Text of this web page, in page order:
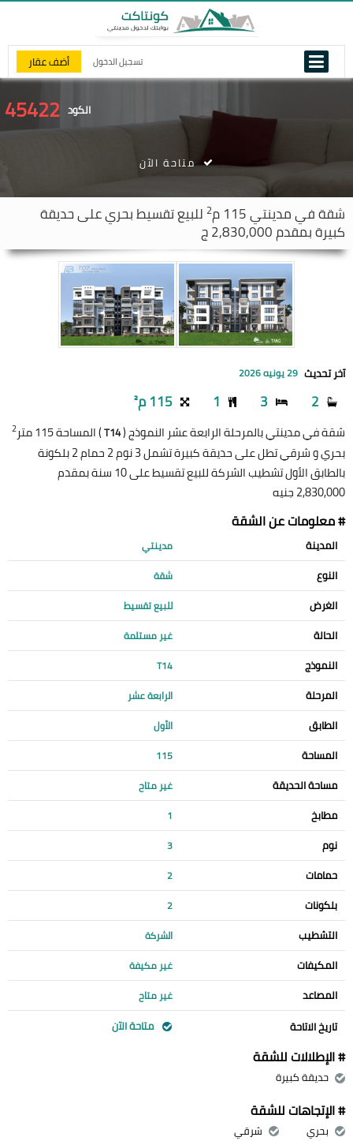
تسجيل الدخول أضف عقار
الكود 45422
شقة فيمدينتي 2 للبيع تقسيط بحري على حديقة
كبيرة بمقدم 2,830,000 ج
متاحة الآن
آخر تحديث 29 يونيه 2026
2
3
1 115 م²
شقة في مدينتي بالمرحلة الرابعة عشر النموذج (T14) المساحة 115 متر 2
بحري و شرقي تطل على حديقة كبيرة تشمل 3 نوم 2 حمام 2 بلكونة
بالطابق الأول تشطيب الشركة للبيع تقسيط على 10 سنة بمقدم
2,830,000 جنيه
# معلومات عن الشقة
المدينة مدينتي
النوع شقة
الغرض للبيع تقسيط
الحالة غير مستلمة
النموذج T14
المرحلة الرابعة عشر
الطابق الأول
المساحة 115
مساحة الحديقة غير متاح
مطابخ 1
نوم 3
حمامات 2
بلكونات 2
التشطيب الشركة
المكيفات غير مكيفة
المصاعد غير متاح
تاريخ الاتاحة متاحة الآن
# الإطلالات للشقة
حديقة كبيرة
# الإتجاهات للشقة
بحري شرقي